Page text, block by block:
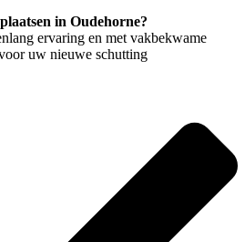
in Oudehorne?
ervaring en met vakbekwame
uw nieuwe schutting